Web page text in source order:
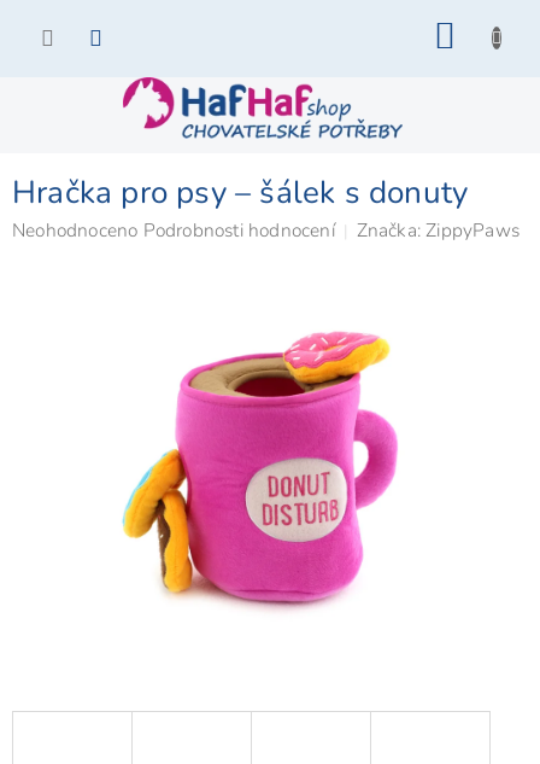
Hračka pro psy – šálek s donuty
Průměrné
Neohodnoceno Podrobnosti hodnocení Značka:ZippyPaws